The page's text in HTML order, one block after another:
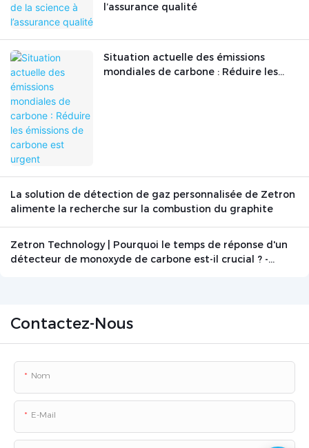
l’assurance qualité
Situation actuelle des émissions
mondiales de carbone : Réduire les
La solution de détection de gaz personnalisée de Zetron
alimente la recherche sur la combustion du graphite
Zetron Technology | Pourquoi le temps de réponse d'un
détecteur de monoxyde de carbone est-il crucial ? -
Contactez-Nous
Nom
E-Mail